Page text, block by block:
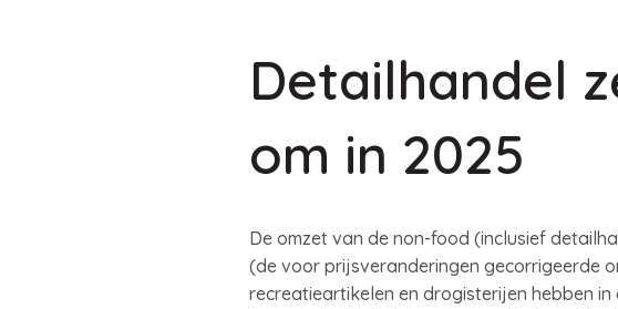
Detailhandel
om in 2025
De omzet van de non-food (inclusief
(de voor prijsveranderingen gecorrigeerde
recreatieartikelen en drogisterijen hebben